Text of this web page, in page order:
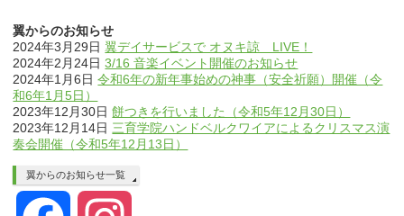
翼からのお知らせ
2024年3月29日 翼デイサービスで オヌキ諒 LIVE！
2024年2月24日 3/16 音楽イベント開催のお知らせ
2024年1月6日 令和6年の新年事始めの神事（安全祈願）開催（令
和6年1月5日）
2023年12月30日 餅つきを行いました（令和5年12月30日）
2023年12月14日 三育学院ハンドベルクワイアによるクリスマス演
奏会開催（令和5年12月13日）
翼からのお知らせ一覧